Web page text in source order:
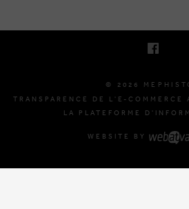
© 2026
TRANSPARENCE DE L'E-COMMERCE
LA PLATEFORME
WEBSITE BY